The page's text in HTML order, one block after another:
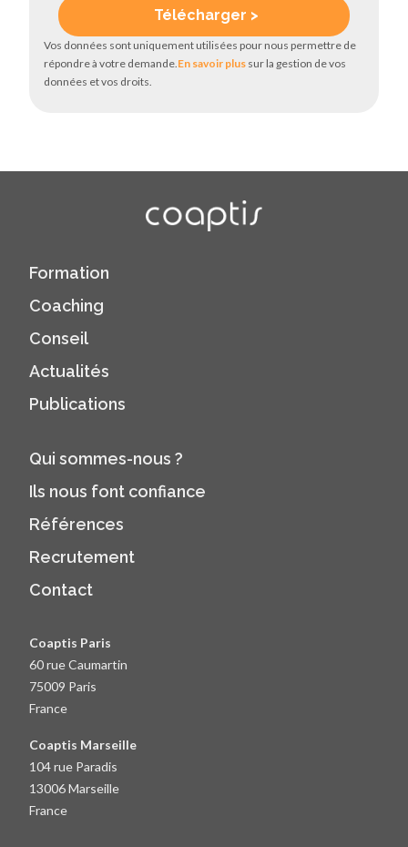
Vos données sont uniquement utilisées pour nous permettre de
répondre à votre demande.En savoir plus sur la gestion de vos
données et vos droits.
Formation
Coaching
Conseil
Actualités
Publications
Qui sommes-nous ?
Ils nous font confiance
Références
Recrutement
Contact
Coaptis Paris
60 rue Caumartin
75009 Paris
France
Coaptis Marseille
104 rue Paradis
13006 Marseille
France